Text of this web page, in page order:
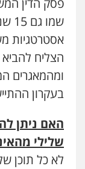
פסק הדין
אסטרטגיות
הצליח
ומהמאגרים
בעקרון
האם ניתן
שלילי
לא כל תוכן